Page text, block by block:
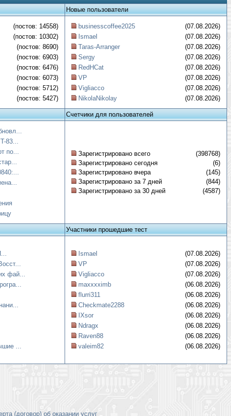
Новые пользователи
(постов: 14558)
(постов: 10302)
(постов: 8690)
(постов: 6903)
(постов: 6476)
(постов: 6073)
(постов: 5712)
(постов: 5427)
businesscoffee2025
(07.08.2026)
Ismael
(07.08.2026)
Taras-Arranger
(07.08.2026)
Sergy
(07.08.2026)
RedHCat
(07.08.2026)
VP
(07.08.2026)
Vigliacco
(07.08.2026)
NikolaNikolay
(07.08.2026)
Счетчики для пользователей
83...
по...
Зарегистрировано всего
(398768)
Зарегистрировано сегодня
(6)
Зарегистрировано вчера
(145)
Зарегистрировано за 7 дней
(844)
Зарегистрировано за 30 дней
(4587)
Участники прошедшие тест
фай...
...
Ismael
(07.08.2026)
VP
(07.08.2026)
Vigliacco
(07.08.2026)
maxxxximb
(06.08.2026)
flurri311
(06.08.2026)
Checkmate2288
(06.08.2026)
IXsor
(06.08.2026)
Ndragx
(06.08.2026)
Raven88
(06.08.2026)
valeim82
(06.08.2026)
(договор) об оказании услуг